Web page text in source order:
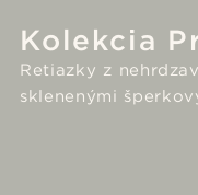
Kolekcia
Retiazky z
sklenenými